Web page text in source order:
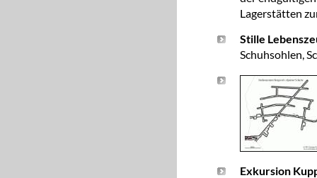
Lagerstätten
Stille
Schuhsohlen,
Exkursion